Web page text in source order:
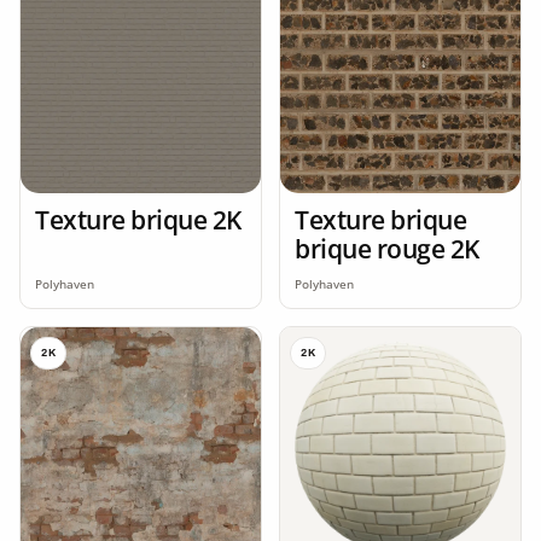
Texture brique 2K
Polyhaven
Texture brique
brique rouge 2K
Polyhaven
2K 2K